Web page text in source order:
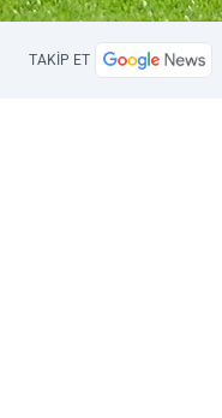
TAKİP ET